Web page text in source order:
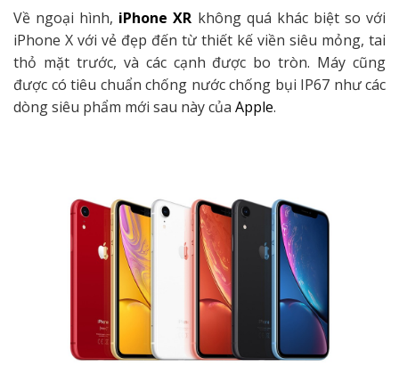
Về ngoại hình, iPhone XR không quá khác biệt so với
iPhone X với vẻ đẹp đến từ thiết kế viền siêu mỏng, tai
thỏ mặt trước, và các cạnh được bo tròn. Máy cũng
được có tiêu chuẩn chống nước chống bụi IP67 như các
dòng siêu phẩm mới sau này của Apple.